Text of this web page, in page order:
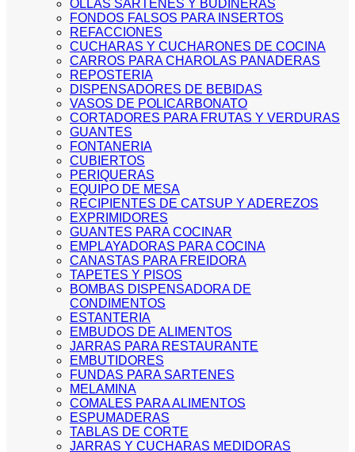
OLLAS SARTENES Y BUDINERAS
FONDOS FALSOS PARA INSERTOS
REFACCIONES
CUCHARAS Y CUCHARONES DE COCINA
CARROS PARA CHAROLAS PANADERAS
REPOSTERIA
DISPENSADORES DE BEBIDAS
VASOS DE POLICARBONATO
CORTADORES PARA FRUTAS Y VERDURAS
GUANTES
FONTANERIA
CUBIERTOS
PERIQUERAS
EQUIPO DE MESA
RECIPIENTES DE CATSUP Y ADEREZOS
EXPRIMIDORES
GUANTES PARA COCINAR
EMPLAYADORAS PARA COCINA
CANASTAS PARA FREIDORA
TAPETES Y PISOS
BOMBAS DISPENSADORA DE
CONDIMENTOS
ESTANTERIA
EMBUDOS DE ALIMENTOS
JARRAS PARA RESTAURANTE
EMBUTIDORES
FUNDAS PARA SARTENES
MELAMINA
COMALES PARA ALIMENTOS
ESPUMADERAS
TABLAS DE CORTE
JARRAS Y CUCHARAS MEDIDORAS